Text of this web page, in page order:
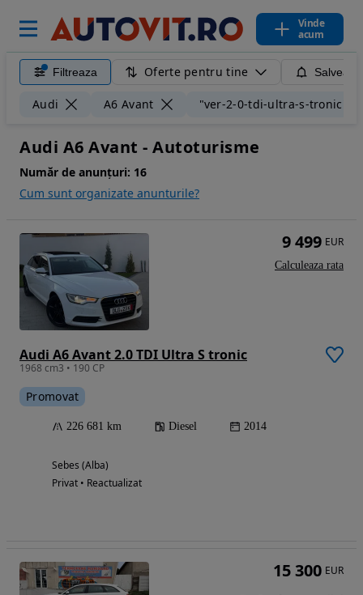
Vinde
acum
Filtreaza Oferte pentru tine
Audi A6 Avant "ver-2-0-tdi-ultra-s-tronic"
Audi A6 Avant - Autoturisme
Număr de anunțuri: 16
Cum sunt organizate anunturile?
Audi A6 Avant 2.0 TDI Ultra S tronic
1968 cm3 • 190 CP
Promovat
226 681 km Diesel 2014
Sebes (Alba)
Privat • Reactualizat
9 499 EUR
Calculeaza rata
15 300 EUR